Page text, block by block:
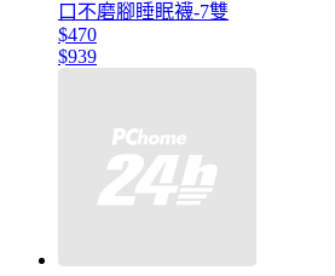
口不磨腳睡眠襪-7雙
$470
$939